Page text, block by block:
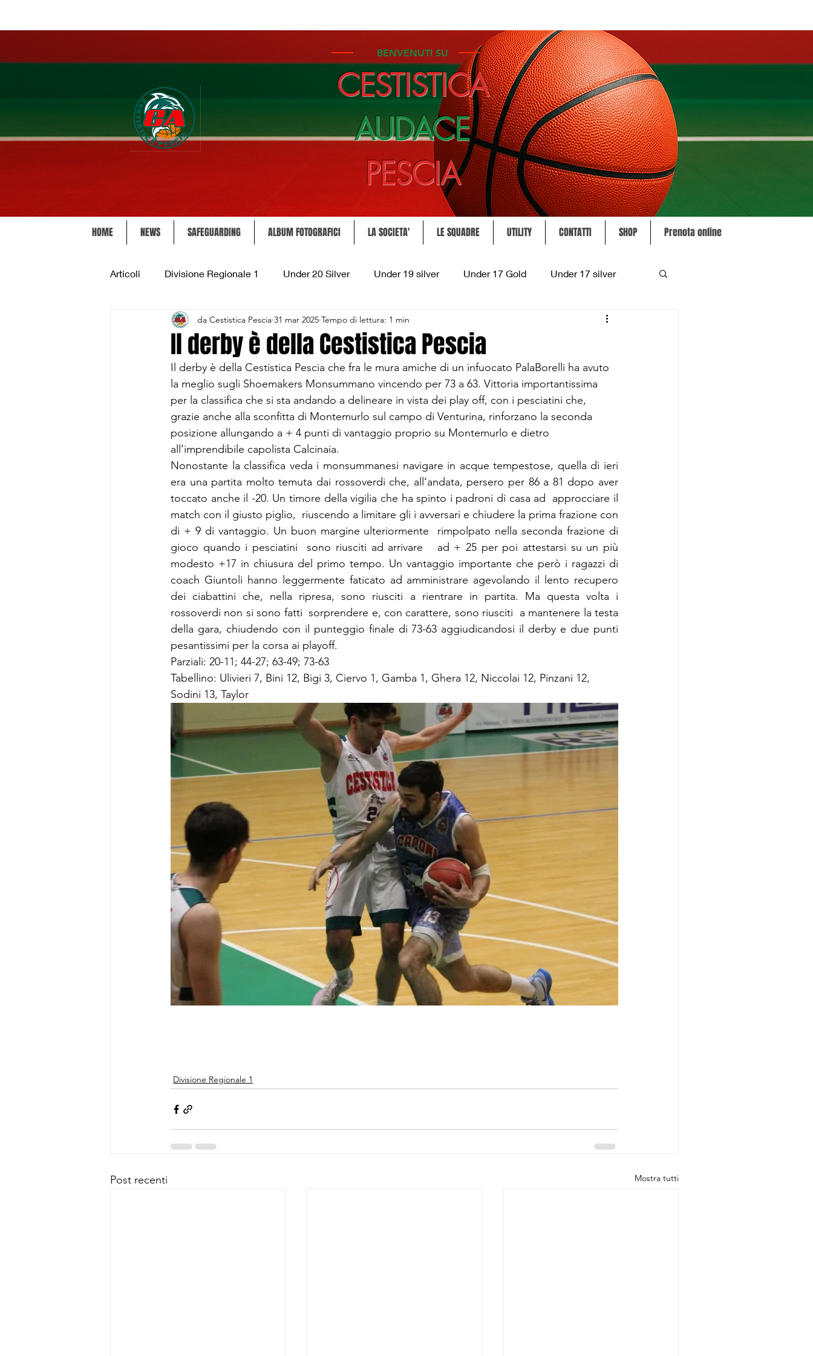
BENVENUTI SU
CESTISTICA
AUDACE
PESCIA
HOME NEWS SAFEGUARDING ALBUM FOTOGRAFICI LA SOCIETA' LE SQUADRE UTILITY CONTATTI SHOP Prenota online
Articoli Divisione Regionale 1 Under 20 Silver Under 19 silver Under 17 Gold Under 17 silver
Under 15 Silver Under 14 Silver Under 13 Silver Esordienti
CSI Juniores CSI Under 13 Divisione Regionale 3 CSI Allievi
Il derby è della Cestistica Pescia
da Cestistica Pescia 31 mar 2025 Tempo di lettura: 1 min
Il derby è della Cestistica Pescia che fra le mura amiche di un infuocato PalaBorelli ha avuto
la meglio sugli Shoemakers Monsummano vincendo per 73 a 63. Vittoria importantissima
per la classifica che si sta andando a delineare in vista dei play off, con i pesciatini che,
grazie anche alla sconfitta di Montemurlo sul campo di Venturina, rinforzano la seconda
posizione allungando a + 4 punti di vantaggio proprio su Montemurlo e dietro
all’imprendibile capolista Calcinaia.
Nonostante la classifica veda i monsummanesi navigare in acque tempestose, quella di ieri
era una partita molto temuta dai rossoverdi che, all’andata, persero per 86 a 81 dopo aver
toccato anche il -20. Un timore della vigilia che ha spinto i padroni di casa ad  approcciare il
match con il giusto piglio,  riuscendo a limitare gli i avversari e chiudere la prima frazione con
di + 9 di vantaggio. Un buon margine ulteriormente  rimpolpato nella seconda frazione di
gioco quando i pesciatini  sono riusciti ad arrivare   ad + 25 per poi attestarsi su un più
modesto +17 in chiusura del primo tempo. Un vantaggio importante che però i ragazzi di
coach Giuntoli hanno leggermente faticato ad amministrare agevolando il lento recupero
dei ciabattini che, nella ripresa, sono riusciti a rientrare in partita. Ma questa volta i
rossoverdi non si sono fatti  sorprendere e, con carattere, sono riusciti  a mantenere la testa
della gara, chiudendo con il punteggio finale di 73-63 aggiudicandosi il derby e due punti
pesantissimi per la corsa ai playoff.
Parziali: 20-11; 44-27; 63-49; 73-63
Tabellino: Ulivieri 7, Bini 12, Bigi 3, Ciervo 1, Gamba 1, Ghera 12, Niccolai 12, Pinzani 12,
Sodini 13, Taylor
Divisione Regionale 1
Post recenti Mostra tutti